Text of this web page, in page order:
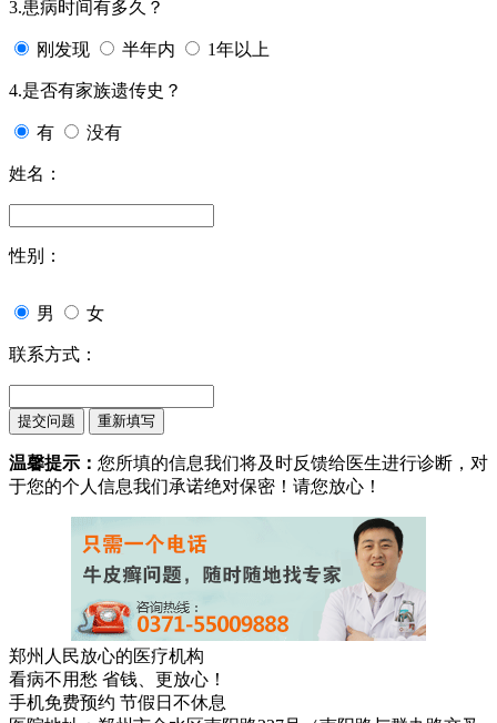
3.患病时间有多久？
刚发现 半年内 1年以上
4.是否有家族遗传史？
有 没有
姓名：
性别：
男 女
联系方式：
温馨提示： 您所填的信息我们将及时反馈给医生进行诊断，对
于您的个人信息我们承诺绝对保密！请您放心！
郑州人民放心的医疗机构
看病不用愁 省钱、更放心！
手机免费预约 节假日不休息